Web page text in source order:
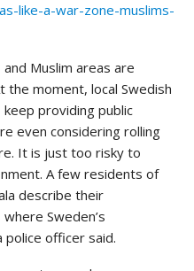
like-a-war-zone-muslims-
Muslim areas are
the moment, local Swedish
providing public
even considering rolling
It is just too risky to
A few residents of
describe their
Sweden’s
police officer said.